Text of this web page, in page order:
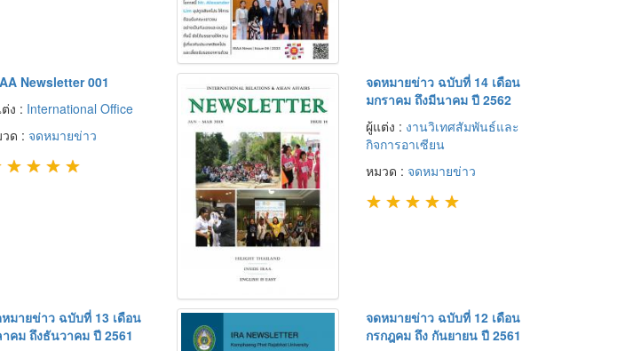
Newsletter 001
ง : International Office
ด : จดหมายข่าว
★ ★ ★ ★
จดหมายข่าว ฉบับที่ 14 เดือน
มกราคม ถึงมีนาคม ปี 2562
ผู้แต่ง : งานวิเทศสัมพันธ์และ
กิจการอาเซียน
หมวด : จดหมายข่าว
★ ★ ★ ★ ★
มายข่าว ฉบับที่ 13 เดือน
คม ถึงธันวาคม ปี 2561
จดหมายข่าว ฉบับที่ 12 เดือน
กรกฎคม ถึง กันยายน ปี 2561